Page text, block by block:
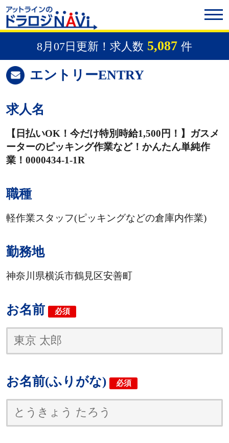
8月07日更新！求人数 5,087 件
エントリーENTRY
求人名
【日払いOK！今だけ特別時給1,500円！】ガスメ
ーターのピッキング作業など！かんたん単純作
業！0000434-1-1R
職種
軽作業スタッフ(ピッキングなどの倉庫内作業)
勤務地
神奈川県横浜市鶴見区安善町
お名前 必須
お名前(ふりがな) 必須